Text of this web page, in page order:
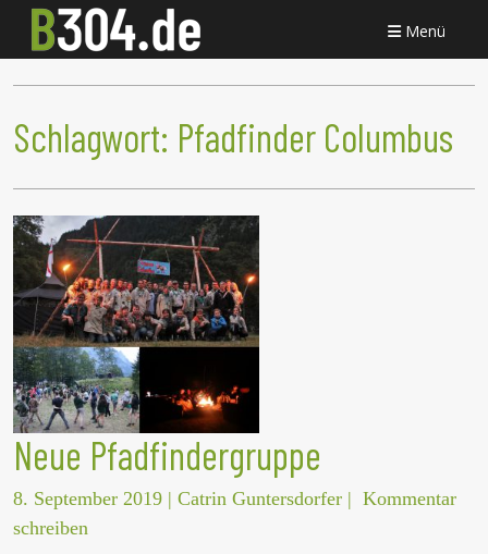
Menü
Schlagwort: Pfadfinder Columbus
Neue Pfadfindergruppe
8. September 2019 | Catrin Guntersdorfer | Kommentar
schreiben